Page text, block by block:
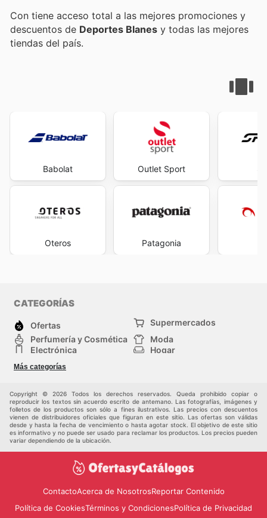
Con tiene acceso total a las mejores promociones y
descuentos de Deportes Blanes y todas las mejores
tiendas del país.
Babolat
Oteros
Outlet Sport
Patagonia
CATEGORÍAS
Ofertas
Supermercados
Perfumería y Cosmética
Moda
Electrónica
Hogar
Deporte
Juguetes y bebés
Más categorías
Copyright © 2026 Todos los derechos reservados. Queda prohibido copiar o
reproducir los textos sin acuerdo escrito de antemano. Las fotografías, imágenes y
folletos de los productos son sólo a fines ilustrativos. Las precios con descuentos
vienen de distribuidores oficiales que figuran en este sitio. Las ofertas son válidas
desde y hasta la fecha de vencimiento o hasta agotar stock. El objetivo de este sitio
es informativo y no puede ser usado para reclamar los productos. Los precios pueden
variar dependiendo de la ubicación.
ContactoAcerca de NosotrosReportar Contenido
Política de CookiesTérminos y CondicionesPolítica de Privacidad